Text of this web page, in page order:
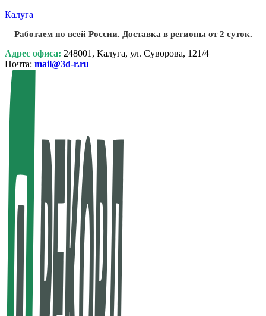
Калуга
Работаем по всей России. Доставка в регионы от 2 суток.
Адрес офиса: 248001, Калуга, ул. Суворова, 121/4
Почта: mail@3d-r.ru